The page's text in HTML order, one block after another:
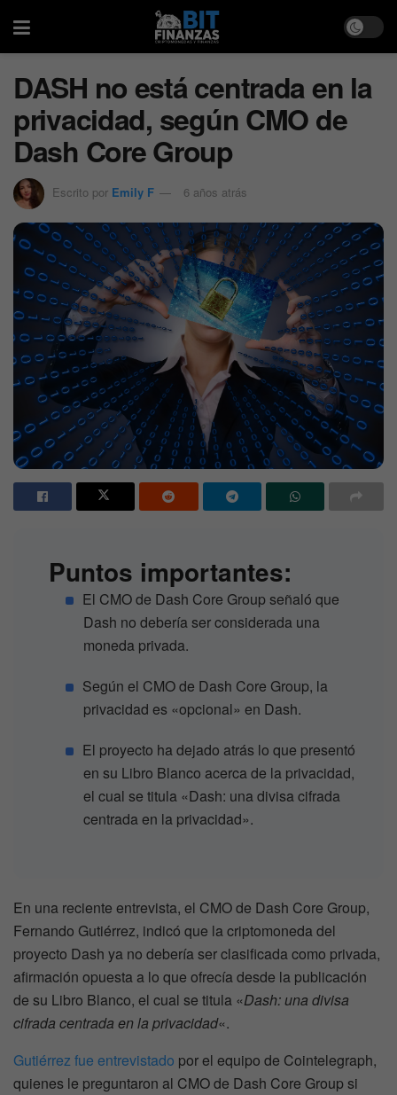
DASH no está centrada en la
privacidad, según CMO de
Dash Core Group
Escrito por Emily F 6 años atrás
Puntos importantes:
El CMO de Dash Core Group señaló que
Dash no debería ser considerada una
moneda privada.
Según el CMO de Dash Core Group, la
privacidad es «opcional» en Dash.
El proyecto ha dejado atrás lo que presentó
en su Libro Blanco acerca de la privacidad,
el cual se titula «Dash: una divisa cifrada
centrada en la privacidad».
En una reciente entrevista, el CMO de Dash Core Group,
Fernando Gutiérrez, indicó que la criptomoneda del
proyecto Dash ya no debería ser clasificada como privada,
afirmación opuesta a lo que ofrecía desde la publicación
de su Libro Blanco, el cual se titula «Dash: una divisa
cifrada centrada en la privacidad«.
Gutiérrez fue entrevistado por el equipo de Cointelegraph,
quienes le preguntaron al CMO de Dash Core Group si